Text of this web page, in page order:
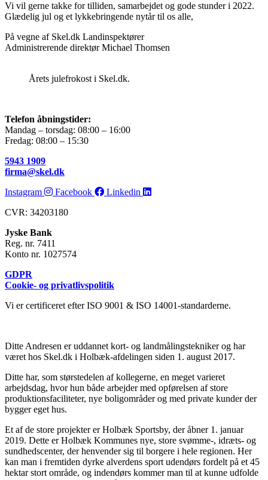
Vi vil gerne takke for tilliden, samarbejdet og gode stunder i 2022.
Glædelig jul og et lykkebringende nytår til os alle,
På vegne af Skel.dk Landinspektører
Administrerende direktør Michael Thomsen
Årets julefrokost i Skel.dk.
Telefon åbningstider:
Mandag – torsdag: 08:00 – 16:00
Fredag: 08:00 – 15:30
5943 1909
firma@skel.dk
Instagram
Facebook
Linkedin
CVR: 34203180
Jyske Bank
Reg. nr. 7411
Konto nr. 1027574
GDPR
Cookie- og privatlivspolitik
Vi er certificeret efter ISO 9001 & ISO 14001-standarderne.
Ditte Andresen er uddannet kort- og landmålingstekniker og har
været hos Skel.dk i Holbæk-afdelingen siden 1. august 2017.
Ditte har, som størstedelen af kollegerne, en meget varieret
arbejdsdag, hvor hun både arbejder med opførelsen af store
produktionsfaciliteter, nye boligområder og med private kunder der
bygger eget hus.
Et af de store projekter er Holbæk Sportsby, der åbner 1. januar
2019. Dette er Holbæk Kommunes nye, store svømme-, idræts- og
sundhedscenter, der henvender sig til borgere i hele regionen. Her
kan man i fremtiden dyrke alverdens sport udendørs fordelt på et 45
hektar stort område, og indendørs kommer man til at kunne udfolde